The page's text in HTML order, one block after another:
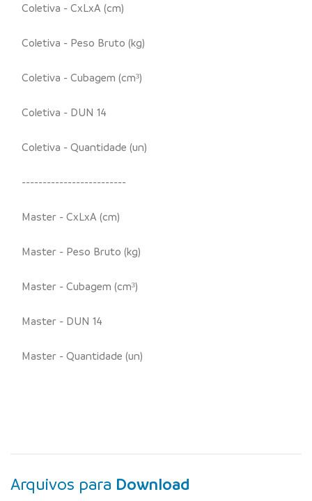
Coletiva - CxLxA (cm)
Coletiva - Peso Bruto (kg)
Coletiva - Cubagem (cm³)
Coletiva - DUN 14
Coletiva - Quantidade (un)
-------------------------
Master - CxLxA (cm)
Master - Peso Bruto (kg)
Master - Cubagem (cm³)
Master - DUN 14
Master - Quantidade (un)
Arquivos para Download